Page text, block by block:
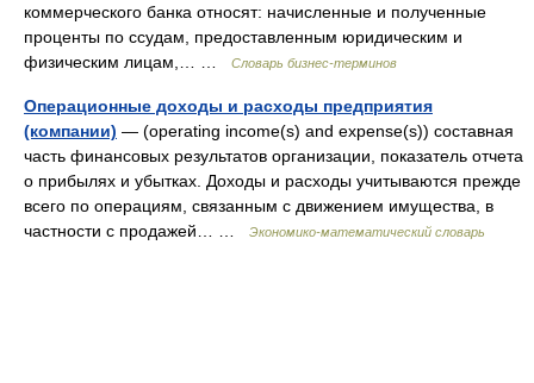
коммерческого банка относят: начисленные и полученные
проценты по ссудам, предоставленным юридическим и
физическим лицам,… …
Словарь бизнес-терминов
Операционные доходы и расходы предприятия
(компании) — (operating income(s) and expense(s)) составная
часть финансовых результатов организации, показатель отчета
о прибылях и убытках. Доходы и расходы учитываются прежде
всего по операциям, связанным с движением имущества, в
частности с продажей… …
Экономико-математический словарь